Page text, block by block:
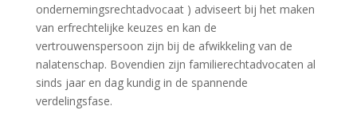
ondernemingsrechtadvocaat ) adviseert bij het maken
van erfrechtelijke keuzes en kan de
vertrouwenspersoon zijn bij de afwikkeling van de
nalatenschap. Bovendien zijn familierechtadvocaten al
sinds jaar en dag kundig in de spannende
verdelingsfase.